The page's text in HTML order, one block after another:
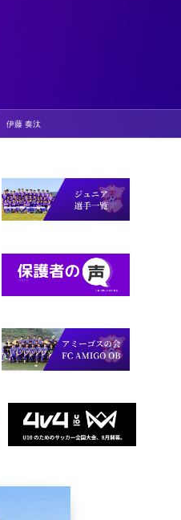
伊藤 奏汰